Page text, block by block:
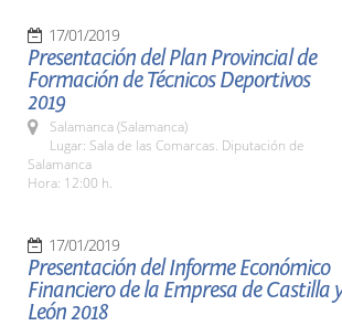
17/01/2019
Presentación del Plan Provincial de
Formación de Técnicos Deportivos
2019
Salamanca (Salamanca)
Lugar: Sala de las Comarcas. Diputación de
Salamanca
Hora: 12:00 h.
17/01/2019
Presentación del Informe Económico
Financiero de la Empresa de Castilla y
León 2018